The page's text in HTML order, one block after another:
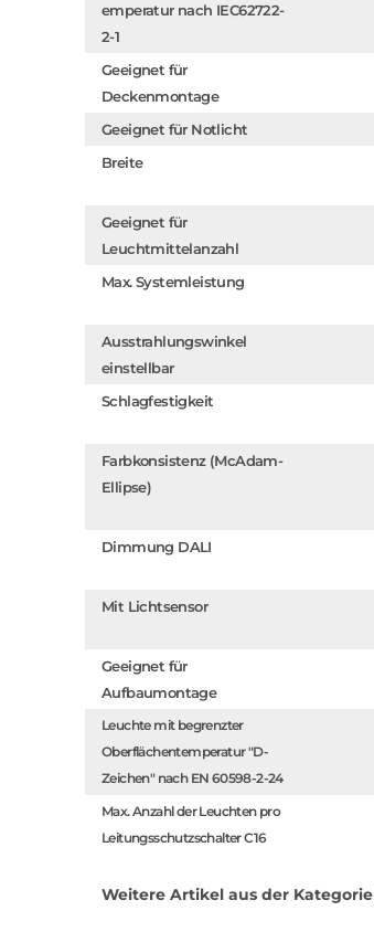
emperatur nach IEC62722-
2-1
Geeignet für
Deckenmontage
Geeignet für Notlicht
Breite
Geeignet für
Leuchtmittelanzahl
Max. Systemleistung
Ausstrahlungswinkel
einstellbar
Schlagfestigkeit
Farbkonsistenz (McAdam-
Ellipse)
Dimmung DALI
Mit Lichtsensor
Geeignet für
Aufbaumontage
Leuchte mit begrenzter
Oberflächentemperatur "D-
Zeichen" nach EN 60598-2-24
Max. Anzahl der Leuchten pro
Leitungsschutzschalter C16
Weitere Artikel aus der Kategorie